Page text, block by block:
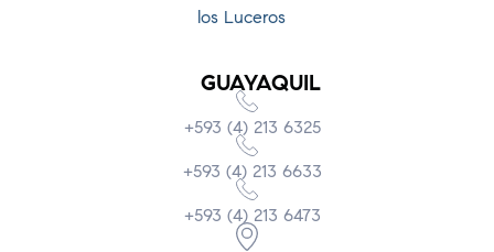
los Luceros
GUAYAQUIL
+593 (4) 213 6325
+593 (4) 213 6633
+593 (4) 213 6473